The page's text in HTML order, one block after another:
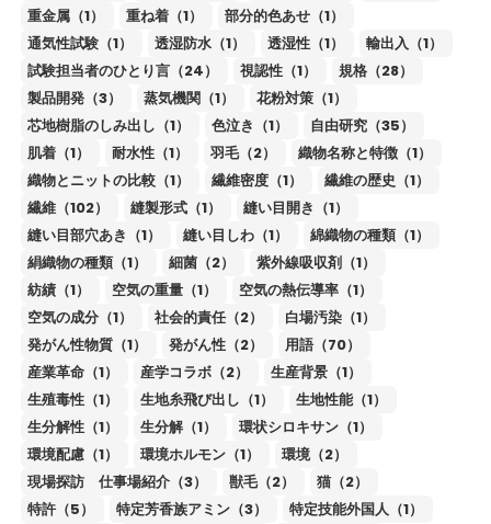
重金属（1）
重ね着（1）
部分的色あせ（1）
通気性試験（1）
透湿防水（1） 透湿性（1）
輸出入（1）
試験担当者のひとり言（24）
視認性（1）
規格（28）
製品開発（3）
蒸気機関（1）
花粉対策（1）
芯地樹脂のしみ出し（1）
色泣き（1）
自由研究（35）
肌着（1）
耐水性（1） 羽毛（2）
織物名称と特徴（1）
織物とニットの比較（1）
繊維密度（1）
繊維の歴史（1）
繊維（102）
縫製形式（1）
縫い目開き（1）
縫い目部穴あき（1）
縫い目しわ（1）
綿織物の種類（1）
絹織物の種類（1）
細菌（2）
紫外線吸収剤（1）
紡績（1）
空気の重量（1）
空気の熱伝導率（1）
空気の成分（1）
社会的責任（2）
白場汚染（1）
発がん性物質（1）
発がん性（2）
用語（70）
産業革命（1）
産学コラボ（2）
生産背景（1）
生殖毒性（1）
生地糸飛び出し（1）
生地性能（1）
生分解性（1）
生分解（1）
環状シロキサン（1）
環境配慮（1）
環境ホルモン（1）
環境（2）
現場探訪 仕事場紹介（3）
獣毛（2）
猫（2）
特許（5）
特定芳香族アミン（3）
特定技能外国人（1）